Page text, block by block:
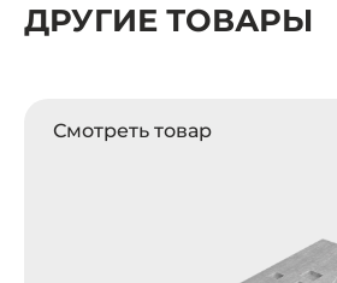
ДРУГИЕ ТОВАРЫ
Смотреть товар